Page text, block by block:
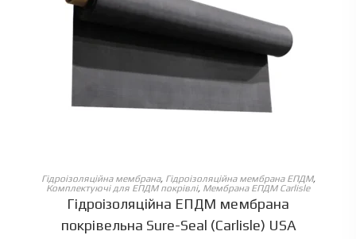
ОБЕРІТЬ ОПЦІЇ
Гідроізоляційна мембрана, Гідроізоляційна мембрана ЕПДМ,
Комплектуючі для ЕПДМ покрівлі, Мембрана ЕПДМ Carlisle
Гідроізоляційна ЕПДМ мембрана
покрівельна Sure-Seal (Carlisle) USA